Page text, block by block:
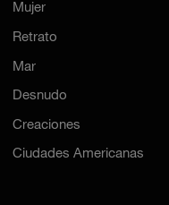
Mujer
Retrato
Mar
Desnudo
Creaciones
Ciudades Americanas